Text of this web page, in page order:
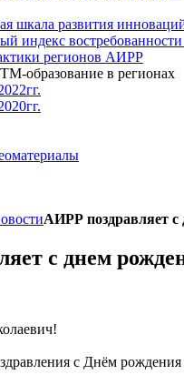
шкала развития
индекс
регионов АИРР
образование в регионах
АИРР поздравляет
с днем
с Днём